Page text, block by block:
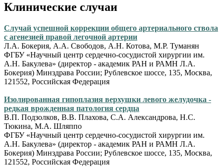
Клинические случаи
Случай успешной коррекции общего артериального ствола
с агенезией правой легочной артерии
Л.А. Бокерия, А.А. Свободов, А.Н. Котова, М.Р. Туманян
ФГБУ «Научный центр сердечно-сосудистой хирургии им.
А.Н. Бакулева» (директор - академик РАН и РАМН Л.А.
Бокерия) Минздрава России; Рублевское шоссе, 135, Москва,
121552, Российская Федерация
Изолированная гипоплазия верхушки левого желудочка -
редкая врожденная патология сердца
В.П. Подзолков, В.В. Плахова, С.А. Александрова, Н.С.
Тюкина, М.А. Шляппо
ФГБУ «Научный центр сердечно-сосудистой хирургии им.
А.Н. Бакулева» (директор - академик РАН и РАМН Л.А.
Бокерия) Минздрава России; Рублевское шоссе, 135, Москва,
121552, Российская Федерация